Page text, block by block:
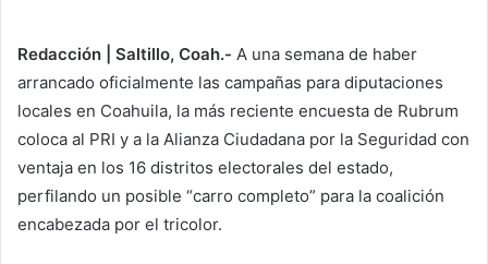
Redacción | Saltillo, Coah.- A una semana de haber
arrancado oficialmente las campañas para diputaciones
locales en Coahuila, la más reciente encuesta de Rubrum
coloca al PRI y a la Alianza Ciudadana por la Seguridad con
ventaja en los 16 distritos electorales del estado,
perfilando un posible “carro completo” para la coalición
encabezada por el tricolor.